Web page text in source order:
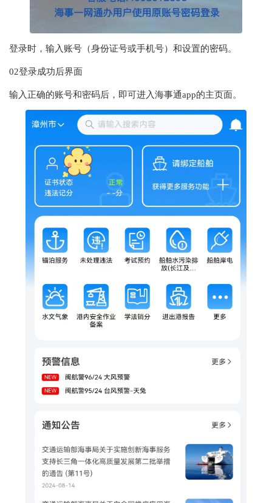
登录时，输入账号（身份证号或手机号）和设置的密码。
02登录成功后界面
输入正确的账号和密码后，即可进入海事通app的主页面。